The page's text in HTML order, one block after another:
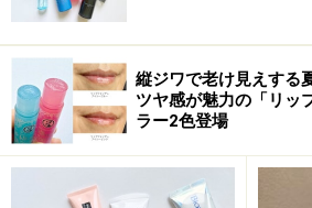
商品詳細はコチラ
この商品についてのクチコミを書く
縦ジワで老け見えする
ツヤ感が魅力の「リッ
ラー2色登場